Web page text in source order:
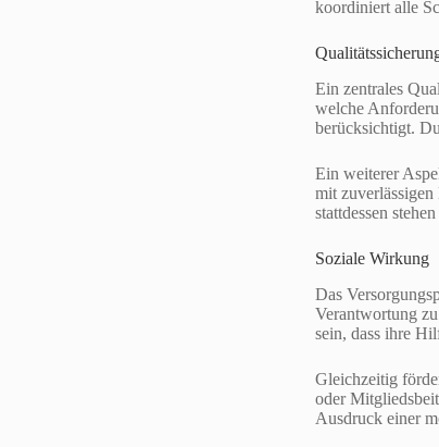
koordiniert alle
Ein zentrales
welche
berücksichtigt.
Ein weiterer
mit
stattdessen
Soziale Wirkung
Das
Verantwortung
sein, dass ihre
Gleichzeitig
oder
Ausdruck einer